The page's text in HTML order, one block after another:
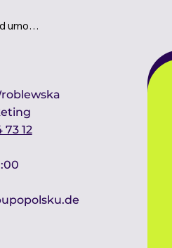
Instrukcja odstąpienia od umowy
73 12